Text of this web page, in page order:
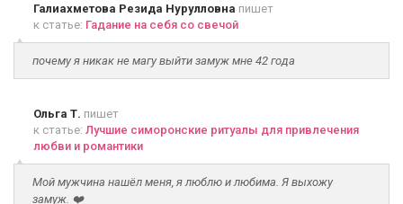
Галиахметова Резида Нурулловна пишет
к статье: Гадание на себя со свечой
почему я никак не магу выйти замуж мне 42 года
Ольга Т. пишет
к статье: Лучшие симоронские ритуалы для привлечения
любви и романтики
Мой мужчина нашёл меня, я люблю и любима. Я выхожу
замуж. ❤️